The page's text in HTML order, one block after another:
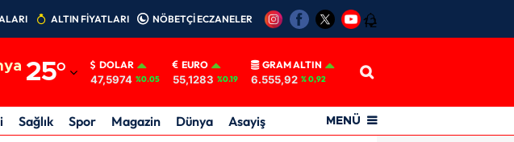
ALTIN FİYATLARI NÖBETÇİ ECZANELER 12
25° DOLAR
47,5974 %0.05
EURO
55,1283 %0.19
GRAM ALTIN
6.555,92 % 0,92
Sağlık Spor Magazin Dünya Asayiş MENÜ